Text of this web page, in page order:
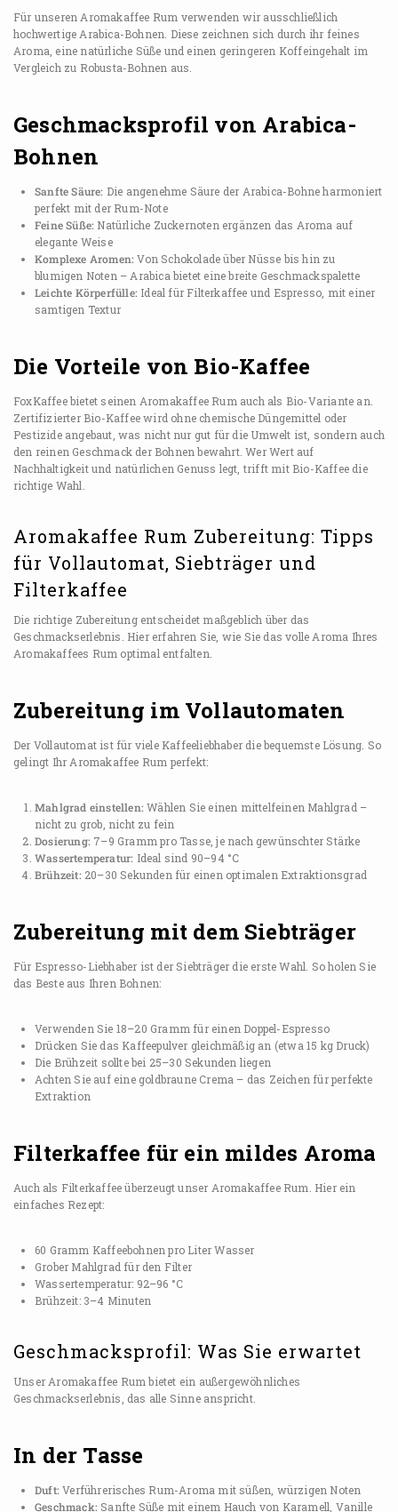
Für unseren Aromakaffee Rum verwenden wir ausschließlich
hochwertige Arabica-Bohnen. Diese zeichnen sich durch ihr feines
Aroma, eine natürliche Süße und einen geringeren Koffeingehalt im
Vergleich zu Robusta-Bohnen aus.
Geschmacksprofil von Arabica-
Bohnen
Sanfte Säure: Die angenehme Säure der Arabica-Bohne harmoniert
perfekt mit der Rum-Note
Feine Süße: Natürliche Zuckernoten ergänzen das Aroma auf
elegante Weise
Komplexe Aromen: Von Schokolade über Nüsse bis hin zu
blumigen Noten – Arabica bietet eine breite Geschmackspalette
Leichte Körperfülle: Ideal für Filterkaffee und Espresso, mit einer
samtigen Textur
Die Vorteile von Bio-Kaffee
FoxKaffee bietet seinen Aromakaffee Rum auch als Bio-Variante an.
Zertifizierter Bio-Kaffee wird ohne chemische Düngemittel oder
Pestizide angebaut, was nicht nur gut für die Umwelt ist, sondern auch
den reinen Geschmack der Bohnen bewahrt. Wer Wert auf
Nachhaltigkeit und natürlichen Genuss legt, trifft mit Bio-Kaffee die
richtige Wahl.
Aromakaffee Rum Zubereitung: Tipps
für Vollautomat, Siebträger und
Filterkaffee
Die richtige Zubereitung entscheidet maßgeblich über das
Geschmackserlebnis. Hier erfahren Sie, wie Sie das volle Aroma Ihres
Aromakaffees Rum optimal entfalten.
Zubereitung im Vollautomaten
Der Vollautomat ist für viele Kaffeeliebhaber die bequemste Lösung. So
gelingt Ihr Aromakaffee Rum perfekt:
Mahlgrad einstellen: Wählen Sie einen mittelfeinen Mahlgrad –
nicht zu grob, nicht zu fein
Dosierung: 7–9 Gramm pro Tasse, je nach gewünschter Stärke
Wassertemperatur: Ideal sind 90–94 °C
Brühzeit: 20–30 Sekunden für einen optimalen Extraktionsgrad
Zubereitung mit dem Siebträger
Für Espresso-Liebhaber ist der Siebträger die erste Wahl. So holen Sie
das Beste aus Ihren Bohnen:
Verwenden Sie 18–20 Gramm für einen Doppel-Espresso
Drücken Sie das Kaffeepulver gleichmäßig an (etwa 15 kg Druck)
Die Brühzeit sollte bei 25–30 Sekunden liegen
Achten Sie auf eine goldbraune Crema – das Zeichen für perfekte
Extraktion
Filterkaffee für ein mildes Aroma
Auch als Filterkaffee überzeugt unser Aromakaffee Rum. Hier ein
einfaches Rezept:
60 Gramm Kaffeebohnen pro Liter Wasser
Grober Mahlgrad für den Filter
Wassertemperatur: 92–96 °C
Brühzeit: 3–4 Minuten
Geschmacksprofil: Was Sie erwartet
Unser Aromakaffee Rum bietet ein außergewöhnliches
Geschmackserlebnis, das alle Sinne anspricht.
In der Tasse
Duft: Verführerisches Rum-Aroma mit süßen, würzigen Noten
Geschmack: Sanfte Süße mit einem Hauch von Karamell, Vanille